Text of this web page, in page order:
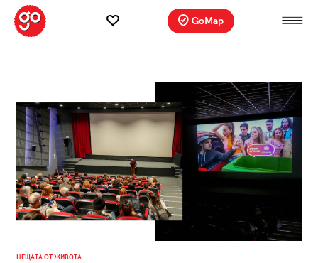
GoMap
НЕЩАТА ОТ ЖИВОТА